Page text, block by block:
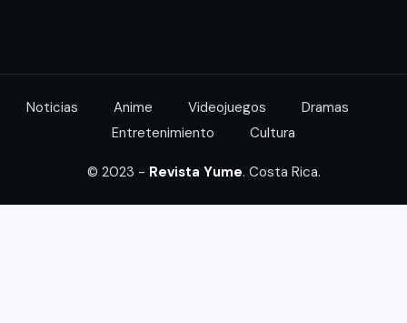
Noticias Anime Videojuegos
Dramas
Entretenimiento
Cultura
© 2023 - Revista Yume. Costa Rica.